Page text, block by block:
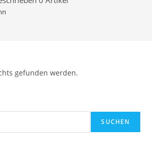
gefunden werden.
SUCHEN